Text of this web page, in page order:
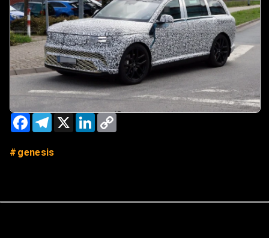
FacebookTelegram
X LinkedIn
genesis